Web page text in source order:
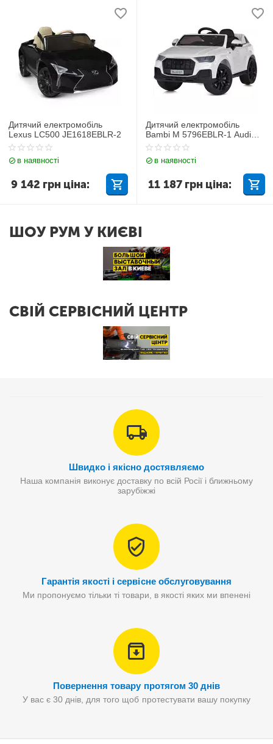
Дитячий електромобіль
Lexus LC500 JE1618EBLR-2
в наявності
9 142 грн ціна:
Дитячий електромобіль
Bambi M 5796EBLR-1 Audi
Q7
в наявності
11 187 грн ціна:
ШОУ РУМ У КИЄВІ
СВІЙ СЕРВІСНИЙ ЦЕНТР
Швидко і якісно достявляємо
Наша компанія виконує доставку по всій Росії і ближньому
зарубіжжі
Гарантія якості і сервісне обслуговування
Ми пропонуємо тільки ті товари, в якості яких ми впенені
Повернення товару протягом 30 днів
У вас є 30 днів, для того щоб протестувати вашу покупку